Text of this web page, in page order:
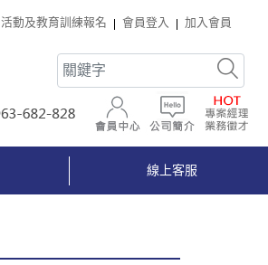
活動及教育訓練報名 會員登入 加入會員
0963-682-828會員中心 公司簡介
線上客服